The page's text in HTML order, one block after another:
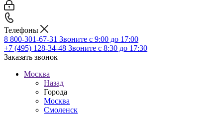
Телефоны
8 800-301-67-31 Звоните с 9:00 до 17:00
+7 (495) 128-34-48 Звоните с 8:30 до 17:30
Заказать звонок
Москва
Назад
Города
Москва
Смоленск